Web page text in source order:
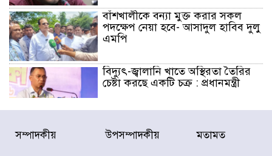
বাঁশখালীকে বন্যা মুক্ত করার সকল
পদক্ষেপ নেয়া হবে- আসাদুল হাবিব দুলু
এমপি
বিদ্যুৎ-জ্বালানি খাতে অস্থিরতা তৈরির
চেষ্টা করছে একটি চক্র : প্রধানমন্ত্রী
টাইফুন ‘ডলফিনের’ আঘাতে জাপানে
৫ আহত, চীনে বন্দর বন্ধ
সম্পাদকীয় উপসম্পাদকীয় মতামত